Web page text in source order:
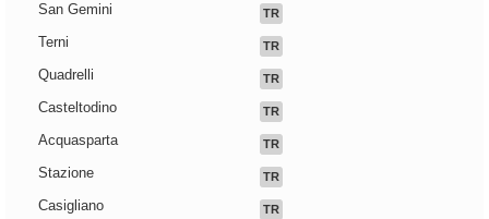
San Gemini TR
Terni TR
Quadrelli TR
Casteltodino TR
Acquasparta TR
Stazione TR
Casigliano TR